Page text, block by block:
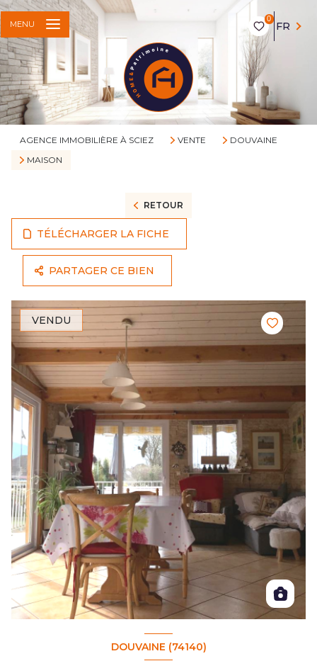
0
FR
MENU
AGENCE IMMOBILIÈRE À SCIEZ VENTE
DOUVAINE
MAISON
RETOUR
TÉLÉCHARGER LA FICHE
PARTAGER CE BIEN
VENDU
DOUVAINE (74140)